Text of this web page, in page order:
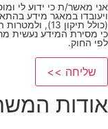
אני מאשר/ת כי ידוע לי
(כולל תיקון 13), ולמטרות המפורטות
כי מסירת המידע נעשית
לפי החוק.
שליחה >>
אודות